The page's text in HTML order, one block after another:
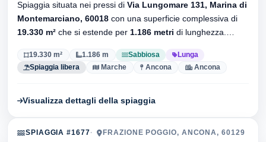
Spiaggia situata nei pressi di Via Lungomare 131, Marina di
Montemarciano, 60018 con una superficie complessiva di
19.330 m² che si estende per 1.186 metri di lunghezza.
19.330 m² 1.186 m Sabbiosa
Lunga
Spiaggia libera
Marche Ancona Ancona
Visualizza dettagli della spiaggia
SPIAGGIA #1677 FRAZIONE POGGIO, ANCONA, 60129